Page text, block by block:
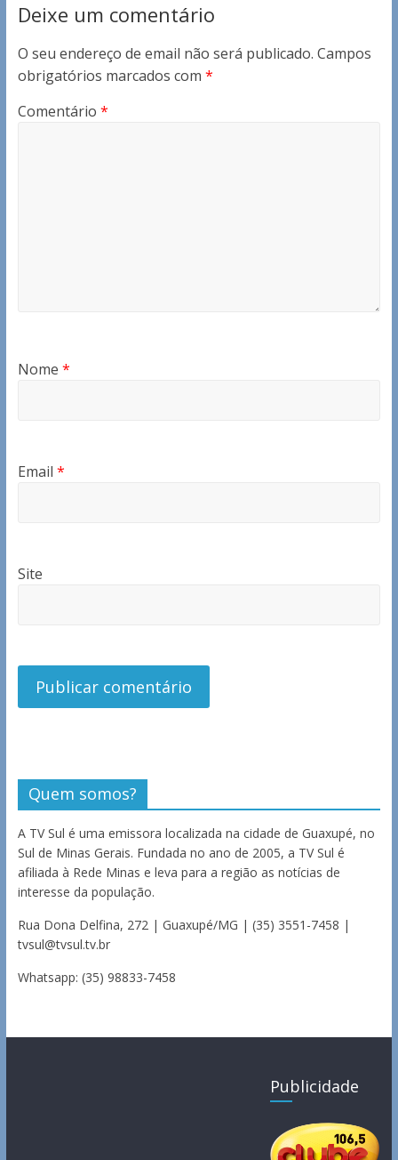
Deixe um comentário
O seu endereço de email não será publicado. Campos
obrigatórios marcados com *
Comentário *
Nome *
Email *
Site
Quem somos?
A TV Sul é uma emissora localizada na cidade de Guaxupé, no
Sul de Minas Gerais. Fundada no ano de 2005, a TV Sul é
afiliada à Rede Minas e leva para a região as notícias de
interesse da população.
Rua Dona Delfina, 272 | Guaxupé/MG | (35) 3551-7458 |
tvsul@tvsul.tv.br
Whatsapp: (35) 98833-7458
Publicidade